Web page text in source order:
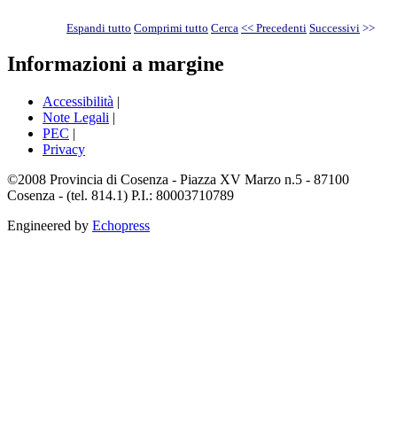
Espandi tutto Comprimi tutto Cerca << Precedenti Successivi >>
Informazioni a margine
Accessibilità |
Note Legali |
PEC |
Privacy
©2008 Provincia di Cosenza - Piazza XV Marzo n.5 - 87100
Cosenza - (tel. 814.1) P.I.: 80003710789
Engineered by Echopress